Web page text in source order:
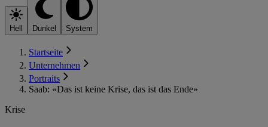
Hell Dunkel System
Startseite
Unternehmen
Portraits
Saab: «Das ist keine Krise, das ist das Ende»
Krise